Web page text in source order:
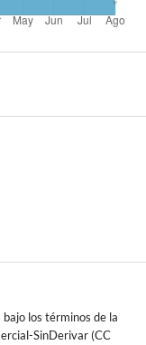
los términos de la
SinDerivar (CC